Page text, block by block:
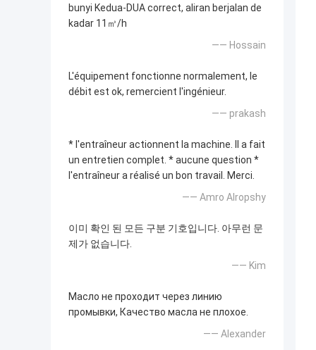
bunyi Kedua-DUA correct, aliran berjalan de
kadar 11㎥/h
—— Hossain
L'équipement fonctionne normalement, le
débit est ok, remercient l'ingénieur.
—— prakash
* l'entraîneur actionnent la machine. Il a fait
un entretien complet. * aucune question *
l'entraîneur a réalisé un bon travail. Merci.
—— Amro Alropshy
이미 확인 된 모든 구분 기호입니다. 아무런 문
제가 없습니다.
—— Kim
Масло не проходит через линию
промывки, Качество масла не плохое.
—— Alexander